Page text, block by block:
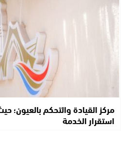
مركز القيادة والتحكم بالعيون؛
استقرار الخدمة